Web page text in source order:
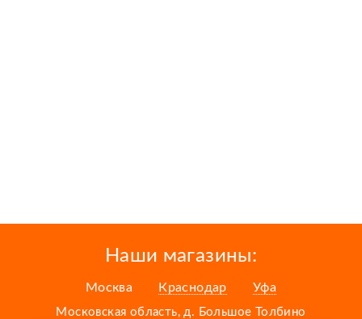
Наши магазины:
Москва Краснодар Уфа
Московская область, д. Большое Толбино